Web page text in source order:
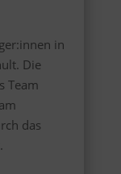
in
Die
Team
das